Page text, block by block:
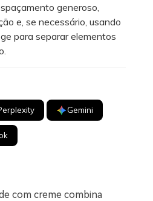
generoso,
e, se necessário, usando
para separar elementos
Gemini
com creme combina